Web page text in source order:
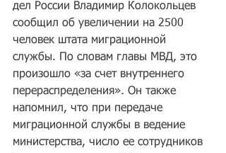
дел России Владимир Колокольцев
сообщил об увеличении на 2500
человек штата миграционной
службы. По словам главы МВД, это
произошло «за счет внутреннего
перераспределения». Он также
напомнил, что при передаче
миграционной службы в ведение
министерства, число ее сотрудников